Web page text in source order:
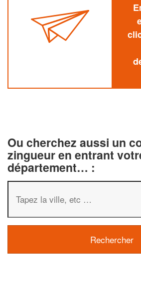
Ou cherchez aussi un
zingueur en entrant
département… :